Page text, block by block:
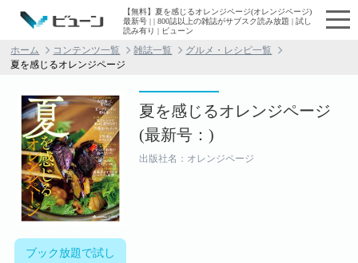
【無料】夏を感じるオレンジページ(オレンジページ)
最新号 | | 800誌以上の雑誌がサブスク読み放題 | 試し
読み有り | ビューン
ホーム コンテンツ一覧 雑誌一覧
グルメ・レシピ一覧
夏を感じるオレンジページ
ブック放題で試し
夏を感じるオレンジページ
(最新号：)
出版社名：オレンジページ